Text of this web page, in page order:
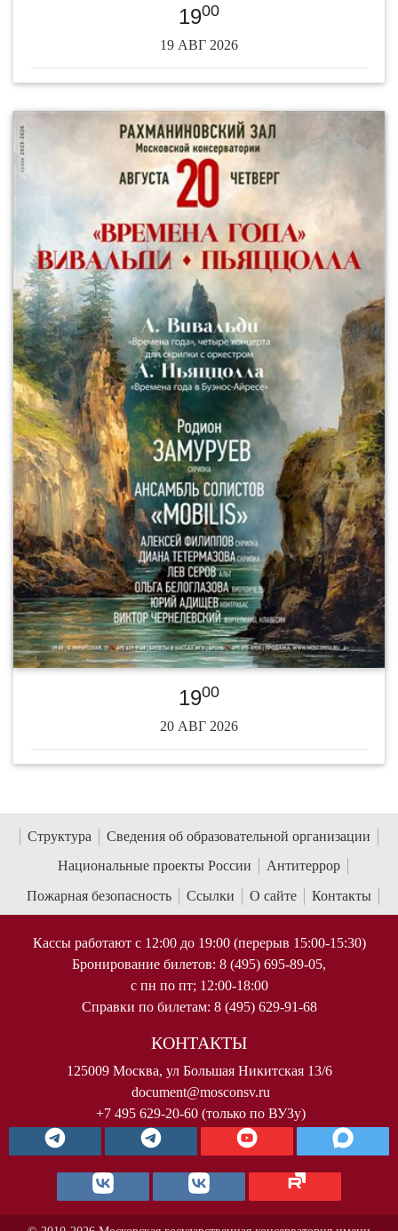
1900
19 АВГ 2026
1900
20 АВГ 2026
Структура
Сведения об образовательной организации
Национальные проекты России
Антитеррор
Пожарная безопасность
Ссылки О сайте Контакты
Кассы работают с 12:00 до 19:00 (перерыв 15:00-15:30)
Бронирование билетов: 8 (495) 695-89-05,
с пн по пт; 12:00-18:00
Справки по билетам: 8 (495) 629-91-68
КОНТАКТЫ
125009 Москва, ул Большая Никитская 13/6
document@mosconsv.ru
+7 495 629-20-60 (только по ВУЗу)